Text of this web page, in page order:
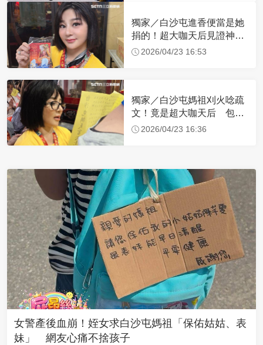
獨家／白沙屯進香便當是她
捐的！超大咖天后見證神
蹟 一靠近媽祖就爆哭
2026/04/23 16:53
獨家／白沙屯媽祖刈火唸疏
文！竟是超大咖天后 包尿
布忍尿5小時不喊累
2026/04/23 16:36
女警產後血崩！姪女求白沙屯媽祖「保佑姑姑、表
妹」 網友心痛不捨孩子